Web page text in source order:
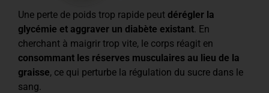
Une perte de poids trop rapide peut dérégler la
glycémie et aggraver un diabète existant. En
cherchant à maigrir trop vite, le corps réagit en
consommant les réserves musculaires au lieu de la
graisse, ce qui perturbe la régulation du sucre dans le
sang.